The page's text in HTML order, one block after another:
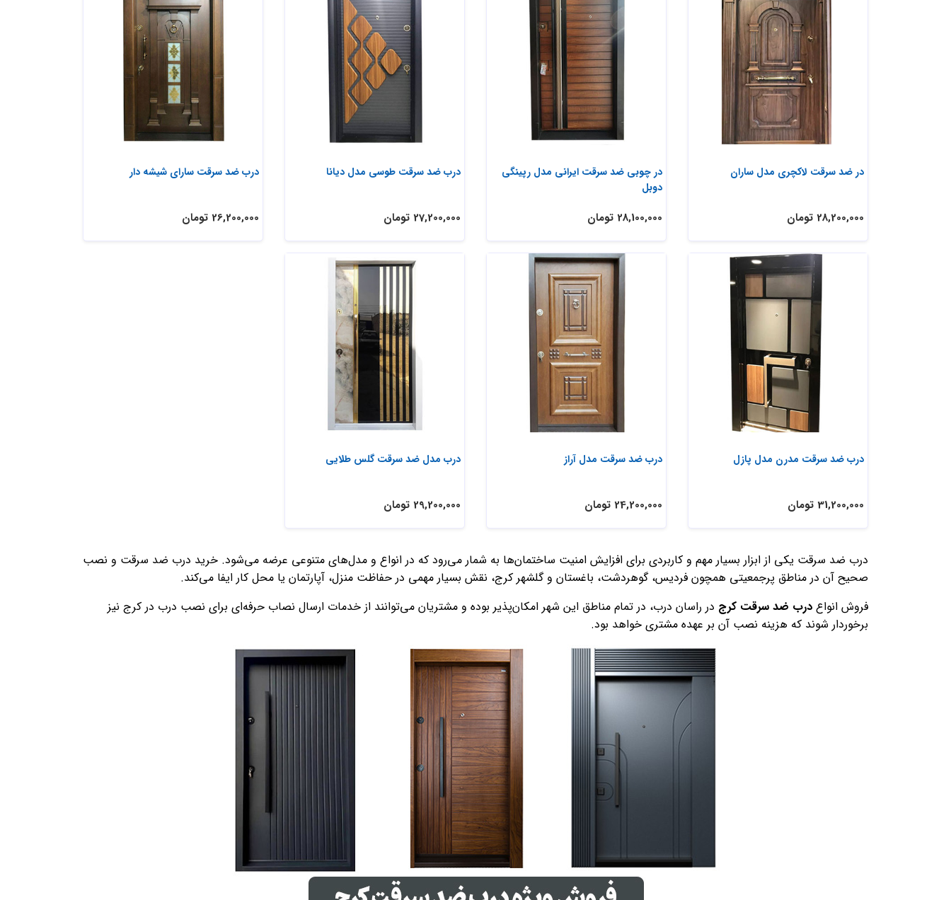
در ضد سرقت لاکچری مدل ساران
28,200,000 تومان
در چوبی ضد سرقت ایرانی مدل رپینگی
دوبل
28,100,000 تومان
درب ضد سرقت طوسی مدل دیانا
27,200,000 تومان
درب ضد سرقت سارای شیشه دار
26,200,000 تومان
درب ضد سرقت مدرن مدل پازل
31,200,000 تومان
درب ضد سرقت مدل آراز
24,200,000 تومان
درب مدل ضد سرقت گلس طلایی
29,200,000 تومان
درب ضد سرقت یکی از ابزار بسیار مهم و کاربردی برای افزایش امنیت ساختمان‌ها به شمار می‌رود که در انواع و مدل‌های متنوعی عرضه می‌شود. خرید درب ضد سرقت و نصب
صحیح آن در مناطق پرجمعیتی همچون فردیس، گوهردشت، باغستان و گلشهر کرج، نقش بسیار مهمی در حفاظت منزل، آپارتمان یا محل کار ایفا می‌کند.
فروش انواع درب ضد سرقت کرج در راسان درب، در تمام مناطق این شهر امکان‌پذیر بوده و مشتریان می‌توانند از خدمات ارسال نصاب حرفه‌ای برای نصب درب در کرج نیز
برخوردار شوند که هزینه نصب آن بر عهده مشتری خواهد بود.